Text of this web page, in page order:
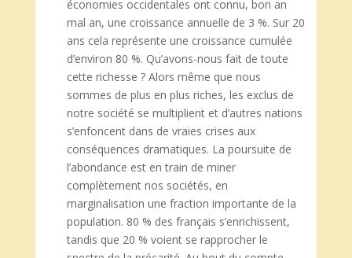
économies occidentales ont connu, bon an
mal an, une croissance annuelle de 3 %. Sur 20
ans cela représente une croissance cumulée
d’environ 80 %. Qu’avons-nous fait de toute
cette richesse ? Alors même que nous
sommes de plus en plus riches, les exclus de
notre société se multiplient et d’autres nations
s’enfoncent dans de vraies crises aux
conséquences dramatiques. La poursuite de
l’abondance est en train de miner
complètement nos sociétés, en
marginalisation une fraction importante de la
population. 80 % des français s’enrichissent,
tandis que 20 % voient se rapprocher le